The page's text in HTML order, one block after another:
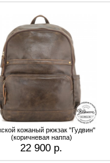
кожаный рюкзак "Гудвин"
(коричневая наппа)
22 900 р.